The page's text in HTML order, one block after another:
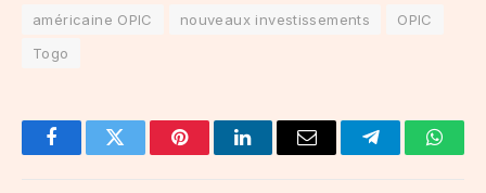
américaine OPIC nouveaux investissements
OPIC
Togo
FacebookTwitter PinterestLinkedInEmail Telegram